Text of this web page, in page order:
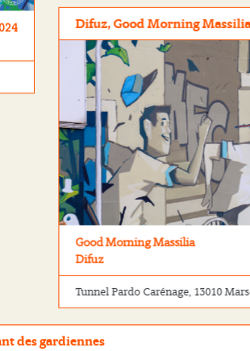
Difuz, Good Morning
Good Morning Massilia
Difuz
Tunnel Pardo Carénage, 13010
des gardiennes